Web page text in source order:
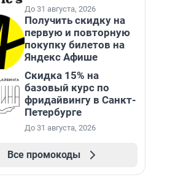
До 31 августа, 2026
Получить скидку на
первую и повторную
покупку билетов на
Яндекс Афише
Скидка 15% на
базовый курс по
фридайвингу в Санкт-
Петербурге
До 31 августа, 2026
Все промокоды